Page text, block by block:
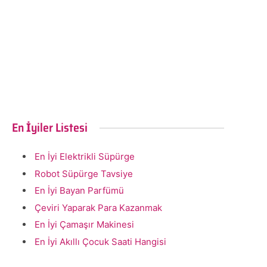
En İyiler Listesi
En İyi Elektrikli Süpürge
Robot Süpürge Tavsiye
En İyi Bayan Parfümü
Çeviri Yaparak Para Kazanmak
En İyi Çamaşır Makinesi
En İyi Akıllı Çocuk Saati Hangisi